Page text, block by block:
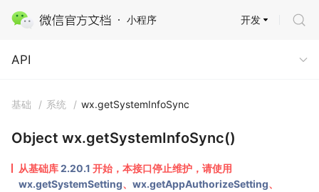
小程序
API
开发
API
基础 / 系统 / wx.getSystemInfoSync
Object wx.getSystemInfoSync()
从基础库2.20.1 开始，本接口停止维护，请使用
wx.getSystemSetting、 wx.getAppAuthorizeSetting、